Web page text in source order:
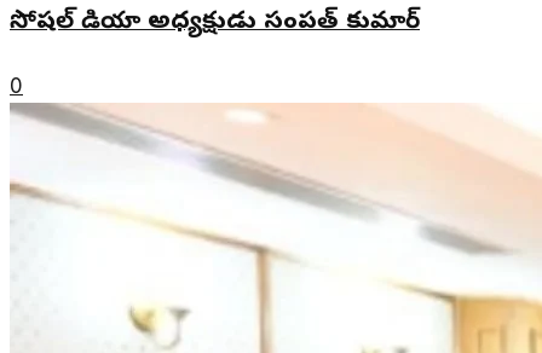
సోషల్ మీడియా అధ్యక్షుడు సంపత్ కుమార్
0